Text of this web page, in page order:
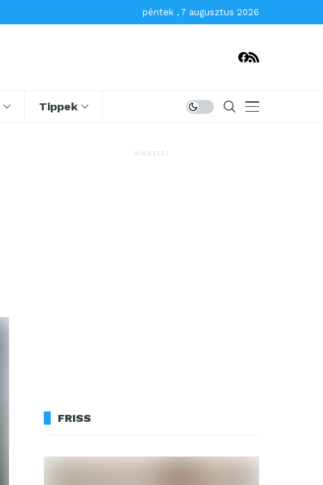
péntek , 7 augusztus 2026
Tippek
HIRDETÉS
FRISS